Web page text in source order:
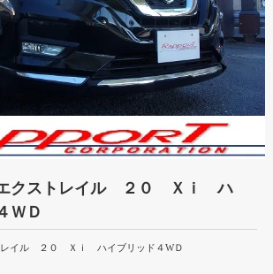
クストレイル ２０ Ｘｉ ハ
ＷＤ
イル ２０ Ｘｉ ハイブリッド４WＤ